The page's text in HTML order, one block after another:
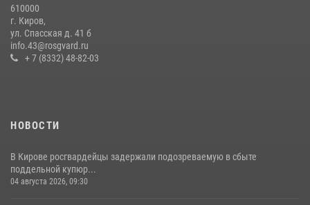
В Слободском росгвардейцы задержали подозреваемых в
хулиганстве
20 июля 2026, 08:16
610000
г. Киров,
ул. Спасская д. 41 б
info.43@rosgvard.ru
+ 7 (8332) 48-82-03
НОВОСТИ
В Кирове росгвардейцы задержали подозреваемую в сбыте
поддельной купюр...
04 августа 2026, 09:30